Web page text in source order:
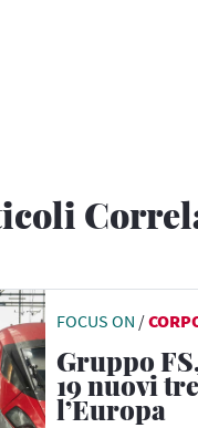
FOCUS ON /
Gruppo
19 nuovi
l’Europa